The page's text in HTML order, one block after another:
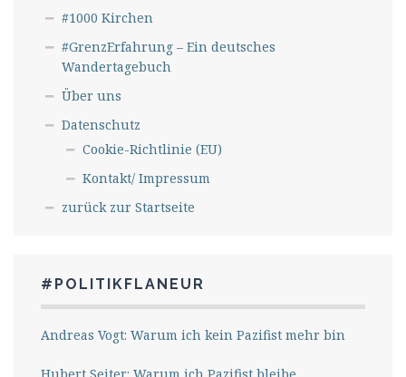
#1000 Kirchen
#GrenzErfahrung – Ein deutsches
Wandertagebuch
Über uns
Datenschutz
Cookie-Richtlinie (EU)
Kontakt/ Impressum
zurück zur Startseite
#POLITIKFLANEUR
Andreas Vogt: Warum ich kein Pazifist mehr bin